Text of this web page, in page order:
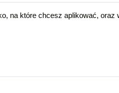
na które chcesz aplikować, oraz